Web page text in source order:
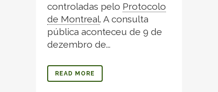
controladas pelo Protocolo
de Montreal. A consulta
pública aconteceu de 9 de
dezembro de...
READ MORE